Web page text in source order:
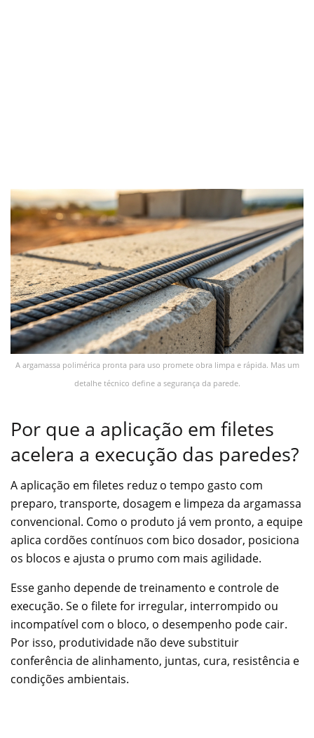
A argamassa polimérica pronta para uso promete obra limpa e rápida. Mas um
detalhe técnico define a segurança da parede.
Por que a aplicação em filetes
acelera a execução das paredes?
A aplicação em filetes reduz o tempo gasto com
preparo, transporte, dosagem e limpeza da argamassa
convencional. Como o produto já vem pronto, a equipe
aplica cordões contínuos com bico dosador, posiciona
os blocos e ajusta o prumo com mais agilidade.
Esse ganho depende de treinamento e controle de
execução. Se o filete for irregular, interrompido ou
incompatível com o bloco, o desempenho pode cair.
Por isso, produtividade não deve substituir
conferência de alinhamento, juntas, cura, resistência e
condições ambientais.